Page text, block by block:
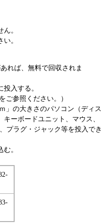
。
。
ば、無料で回収されま
入する。
参照ください。）
の大きさのパソコン（ディス
ーボードユニット、マウス、
ラグ・ジャック等を投入でき
。